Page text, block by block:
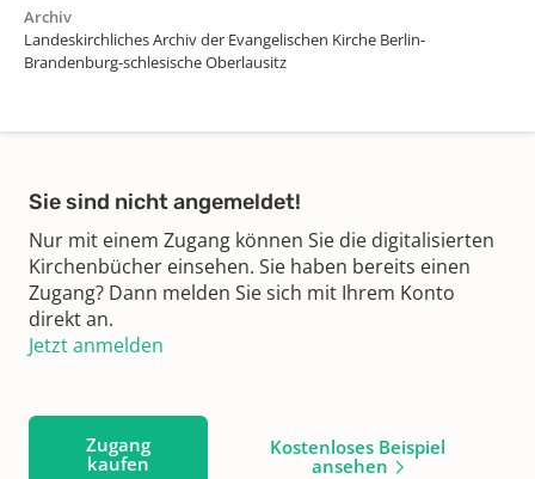
Archiv
Landeskirchliches Archiv der Evangelischen Kirche Berlin-
Brandenburg-schlesische Oberlausitz
Sie sind nicht angemeldet!
Nur mit einem Zugang können Sie die digitalisierten
Kirchenbücher einsehen. Sie haben bereits einen
Zugang? Dann melden Sie sich mit Ihrem Konto
direkt an.
Jetzt anmelden
Zugang
kaufen
Kostenloses Beispiel
ansehen